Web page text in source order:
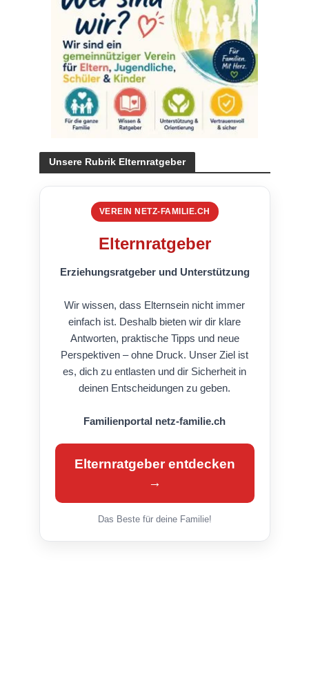
Unsere Rubrik Elternratgeber
VEREIN NETZ-FAMILIE.CH
Elternratgeber
Erziehungsratgeber und Unterstützung
Wir wissen, dass Elternsein nicht immer
einfach ist. Deshalb bieten wir dir klare
Antworten, praktische Tipps und neue
Perspektiven – ohne Druck. Unser Ziel ist
es, dich zu entlasten und dir Sicherheit in
deinen Entscheidungen zu geben.
Familienportal netz-familie.ch
Elternratgeber entdecken
→
Das Beste für deine Familie!